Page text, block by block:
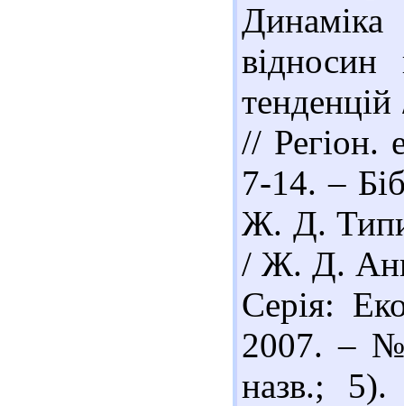
відносин
//
7-14. –
Ж. Д. Типи
/ Ж. Д.
Серія:
2007. – №
назв.;